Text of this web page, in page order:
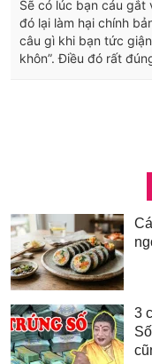
Sẽ có lúc bạn cáu gắt
đó lại làm hại chính
câu gì khi bạn tức
khôn”. Điều đó rất
3